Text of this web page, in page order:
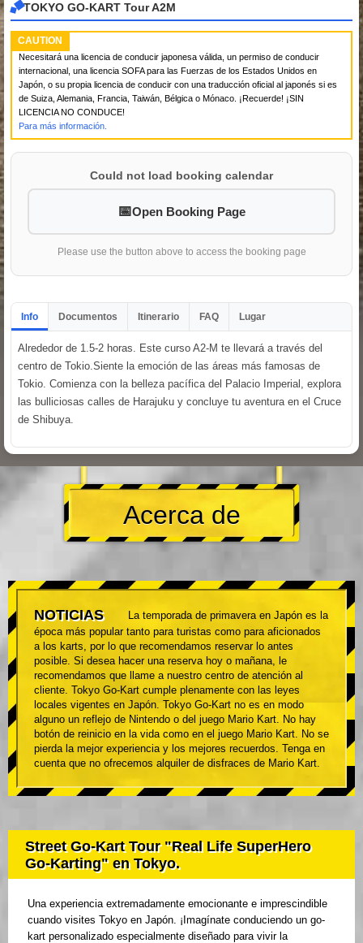
TOKYO GO-KART Tour A2M
CAUTION
Necesitará una licencia de conducir japonesa válida, un permiso de conducir
internacional, una licencia SOFA para las Fuerzas de los Estados Unidos en
Japón, o su propia licencia de conducir con una traducción oficial al japonés si es
de Suiza, Alemania, Francia, Taiwán, Bélgica o Mónaco. ¡Recuerde! ¡SIN
LICENCIA NO CONDUCE!
Para más información.
Could not load booking calendar
Open Booking Page
Please use the button above to access the booking page
Info Documentos Itinerario FAQ Lugar
Alrededor de 1.5-2 horas. Este curso A2-M te llevará a través del
centro de Tokio.Siente la emoción de las áreas más famosas de
Tokio. Comienza con la belleza pacífica del Palacio Imperial, explora
las bulliciosas calles de Harajuku y concluye tu aventura en el Cruce
de Shibuya.
Acerca de
NOTICIAS
La temporada de primavera en Japón es la
época más popular tanto para turistas como para aficionados
a los karts, por lo que recomendamos reservar lo antes
posible. Si desea hacer una reserva hoy o mañana, le
recomendamos que llame a nuestro centro de atención al
cliente. Tokyo Go-Kart cumple plenamente con las leyes
locales vigentes en Japón. Tokyo Go-Kart no es en modo
alguno un reflejo de Nintendo o del juego Mario Kart. No hay
botón de reinicio en la vida como en el juego Mario Kart. No se
pierda la mejor experiencia y los mejores recuerdos. Tenga en
cuenta que no ofrecemos alquiler de disfraces de Mario Kart.
Street Go-Kart Tour "Real Life SuperHero
Go-Karting" en Tokyo.
Una experiencia extremadamente emocionante e imprescindible
cuando visites Tokyo en Japón. ¡Imagínate conduciendo un go-
kart personalizado especialmente diseñado para vivir la